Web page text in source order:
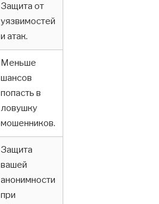
Защита от
уязвимостей
и атак.
Меньше
шансов
попасть в
ловушку
мошенников.
Защита
вашей
анонимности
при